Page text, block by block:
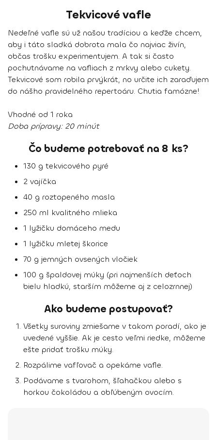
Tekvicové vafle
Nedeľné vafle sú už našou tradíciou a keďže chcem,
aby i táto sladká dobrota mala čo najviac živín,
občas trošku experimentujem. A tak si často
pochutnávame na vafliach z mrkvy alebo cukety.
Tekvicové som robila prvýkrát, no určite ich zaraďujem
do nášho pravidelného repertoáru. Chutia famózne!
Vhodné od 1 roka
Doba prípravy:20 minút
Čo budeme potrebovať na 8 ks?
130 g tekvicového pyré
2 vajíčka
40 g roztopeného masla
250 ml kvalitného mlieka
1 lyžičku domáceho medu
1 lyžičku mletej škorice
70 g jemných ovsených vločiek
100 g špaldovej múky (pri najmenších deťoch
bielu hladkú, starším môžeme aj z celozrnnej)
Ako budeme postupovať?
Všetky suroviny zmiešame v takom poradí, ako je
uvedené vyššie. Ak je cesto veľmi riedke, môžeme
ešte pridať trošku múky.
Rozpálime vafľovač a opekáme vafle.
Podávame s tvarohom, šľahačkou alebo s
horkou čokoládou a obľúbeným ovocím.